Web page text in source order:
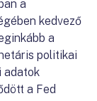
a
kedvező
a
politikai
adatok
a Fed